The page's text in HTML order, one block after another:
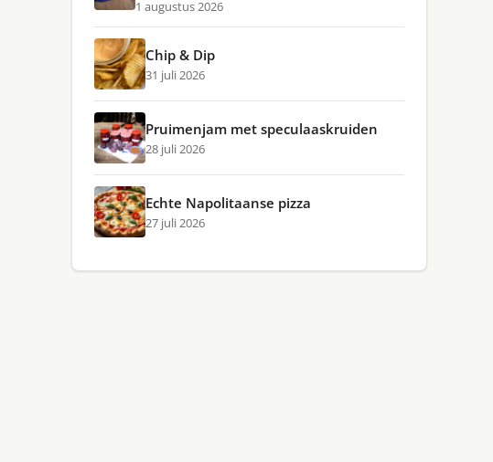
1 augustus 2026
Chip & Dip
31 juli 2026
Pruimenjam met speculaaskruiden
28 juli 2026
Echte Napolitaanse pizza
27 juli 2026